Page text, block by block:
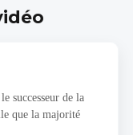
successeur de la
que la majorité